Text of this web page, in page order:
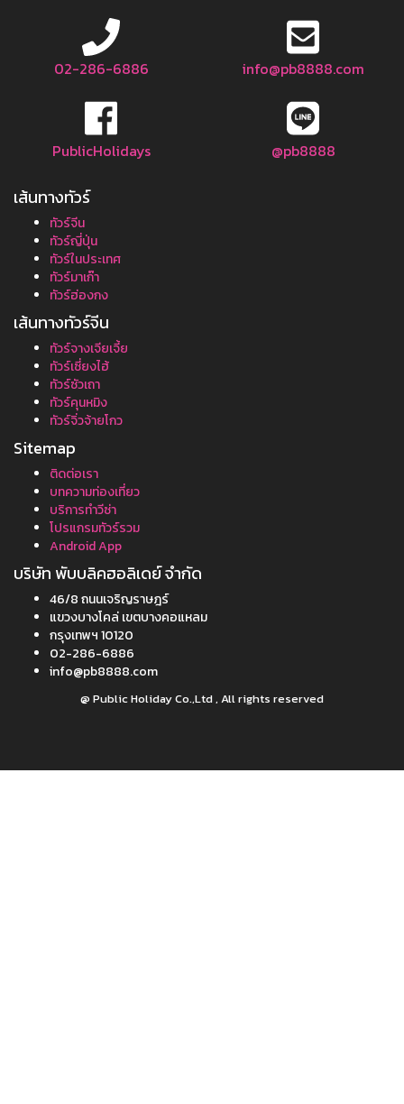
02-286-6886 info@pb8888.com
PublicHolidays @pb8888
เส้นทางทัวร์
ทัวร์จีน
ทัวร์ญี่ปุ่น
ทัวร์ในประเทศ
ทัวร์มาเก๊า
ทัวร์ฮ่องกง
เส้นทางทัวร์จีน
ทัวร์จางเจียเจี้ย
ทัวร์เซี่ยงไฮ้
ทัวร์ซัวเถา
ทัวร์คุนหมิง
ทัวร์จิ่วจ้ายโกว
Sitemap
ติดต่อเรา
บทความท่องเที่ยว
บริการทำวีซ่า
โปรแกรมทัวร์รวม
Android App
บริษัท พับบลิคฮอลิเดย์ จำกัด
46/8 ถนนเจริญราษฎร์
แขวงบางโคล่ เขตบางคอแหลม
กรุงเทพฯ 10120
02-286-6886
info@pb8888.com
@ Public Holiday Co.,Ltd , All rights reserved